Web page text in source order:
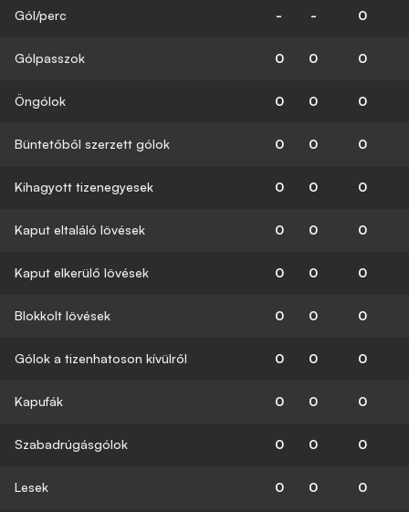
Gól/perc - - 0
Gólpasszok 0 0 0
Öngólok 0 0 0
Büntetőből szerzett gólok 0 0 0
Kihagyott tizenegyesek 0 0 0
Kaput eltaláló lövések 0 0 0
Kaput elkerülő lövések 0 0 0
Blokkolt lövések 0 0 0
Gólok a tizenhatoson kívülről 0 0 0
Kapufák 0 0 0
Szabadrúgásgólok 0 0 0
Lesek 0 0 0